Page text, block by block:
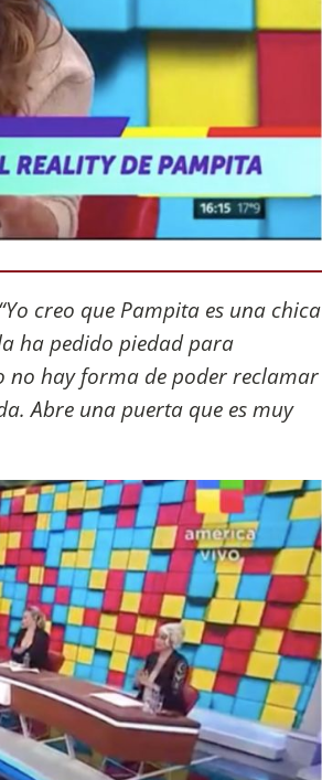
“Yo creo que Pampita es una chica
ha pedido piedad para
no hay forma de poder reclamar
Abre una puerta que es muy